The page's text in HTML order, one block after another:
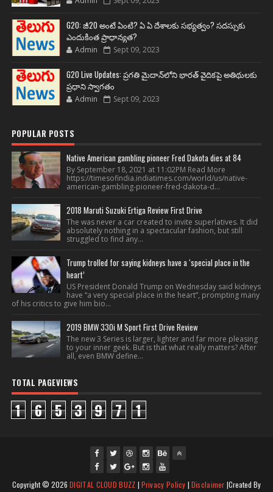
G20: జీ20 అంటే ఏంటి? ఏ ఏ దేశాలకు సభ్యత్వం? సదస్సుకు
ఎందుకింత ప్రాధాన్యత?
Admin Sept 09, 2023
G20 Live Updates: ప్రగతి మైదాన్‌లోని భారత్ వైదికపై అతిథులకు
ప్రధాని స్వాగతం
Admin Sept 09, 2023
POPULAR POSTS
Native American gambling pioneer Fred Dakota dies at 84
By September 18, 2021 at 11:02PM Read More
https://timesofindia.indiatimes.com/world/us/native-
american-gambling-pioneer-fred-dakota-d...
2018 Maruti Suzuki Ertiga Review First Drive
The was never a car created to invite superlatives. It did
absolutely nothing in a spectacular fashion, but still
struggled to find any...
Trump trolled for saying kidneys have a ‘special place in the
heart’
US President Donald Trump on Wednesday said kidneys
have “a very special place in the heart”, prompting many
of his critics to give him bio...
2019 BMW 330i M Sport First Drive Review
The new 3 Series is larger, lighter and far more pleasing
to your inner geek. But is that what really matters? After
all, even BMW define...
TOTAL PAGEVIEWS
1 6 5 3 9 7 1
fac twi
gpl ins
you
Copyright ©2026DIGITAL CLOUD BUZZ | Privacy Policy | Disclaimer |Created By